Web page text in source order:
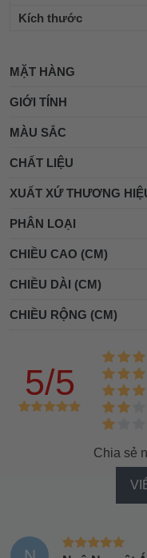
Kích thước
MẶT HÀNG
GIỚI TÍNH
MÀU SẮC
CHẤT LIỆU
XUẤT XỨ THƯƠNG
PHÂN LOẠI
CHIỀU CAO (CM)
CHIỀU DÀI (CM)
CHIỀU RỘNG (CM)
5/5
Chia sẻ